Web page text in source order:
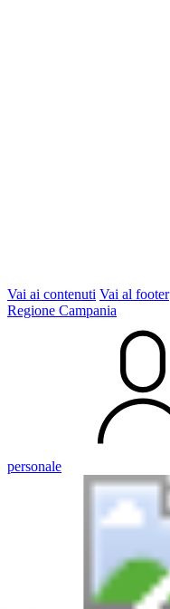
Vai ai contenuti Vai al footer
Regione Campania
personale